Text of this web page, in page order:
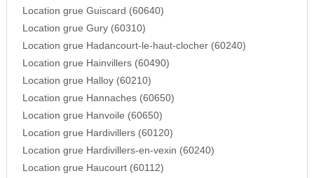
Location grue Guiscard (60640)
Location grue Gury (60310)
Location grue Hadancourt-le-haut-clocher (60240)
Location grue Hainvillers (60490)
Location grue Halloy (60210)
Location grue Hannaches (60650)
Location grue Hanvoile (60650)
Location grue Hardivillers (60120)
Location grue Hardivillers-en-vexin (60240)
Location grue Haucourt (60112)